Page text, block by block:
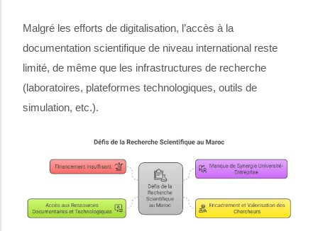
Malgré les efforts de digitalisation, l’accès à la
documentation scientifique de niveau international reste
limité, de même que les infrastructures de recherche
(laboratoires, plateformes technologiques, outils de
simulation, etc.).